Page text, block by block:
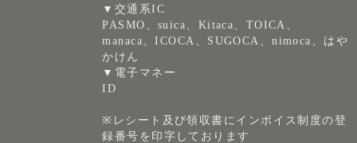
▼交通系IC
PASMO、suica、Kitaca、TOICA、
manaca、ICOCA、SUGOCA、nimoca、はや
かけん
▼電子マネー
ID
※レシート及び領収書にインボイス制度の登
録番号を印字しております